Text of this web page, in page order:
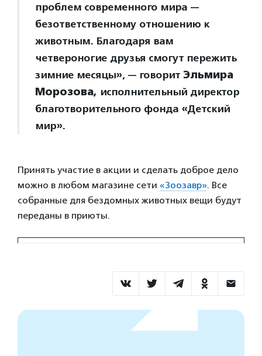
проблем современного мира —
безответственному отношению к
животным. Благодаря вам
четвероногие друзья смогут пережить
зимние месяцы», — говорит Эльмира
Морозова, исполнительный директор
благотворительного фонда «Детский
мир».
Принять участие в акции и сделать доброе дело
можно в любом магазине сети «Зоозавр». Все
собранные для бездомных животных вещи будут
переданы в приюты.